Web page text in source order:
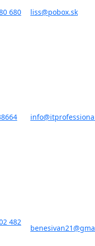
680 liss@pobox.sk
482